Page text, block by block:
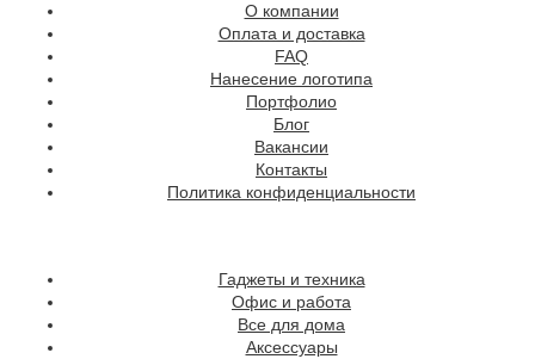
О компании
Оплата и доставка
FAQ
Нанесение логотипа
Портфолио
Блог
Вакансии
Контакты
Политика конфиденциальности
Гаджеты и техника
Офис и работа
Все для дома
Аксессуары